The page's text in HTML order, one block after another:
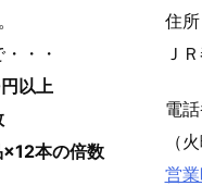
・・
以上
本の倍数
住
Ｊ
電
（
営